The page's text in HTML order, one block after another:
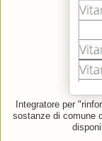
Integratore per
sostanze di comune